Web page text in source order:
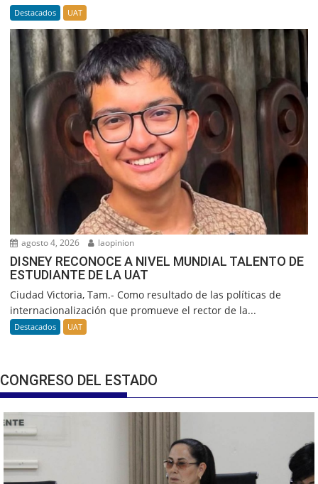
Destacados UAT
agosto 4, 2026 laopinion
DISNEY RECONOCE A NIVEL MUNDIAL TALENTO DE
ESTUDIANTE DE LA UAT
Ciudad Victoria, Tam.- Como resultado de las políticas de
internacionalización que promueve el rector de la...
Destacados UAT
CONGRESO DEL ESTADO